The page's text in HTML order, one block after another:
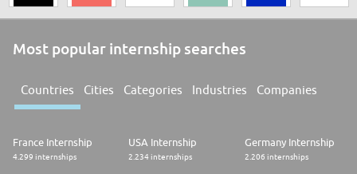
Most popular internship searches
Countries Cities Categories Industries Companies
France Internship
4.299 internships
USA Internship
2.234 internships
Germany Internship
2.206 internships